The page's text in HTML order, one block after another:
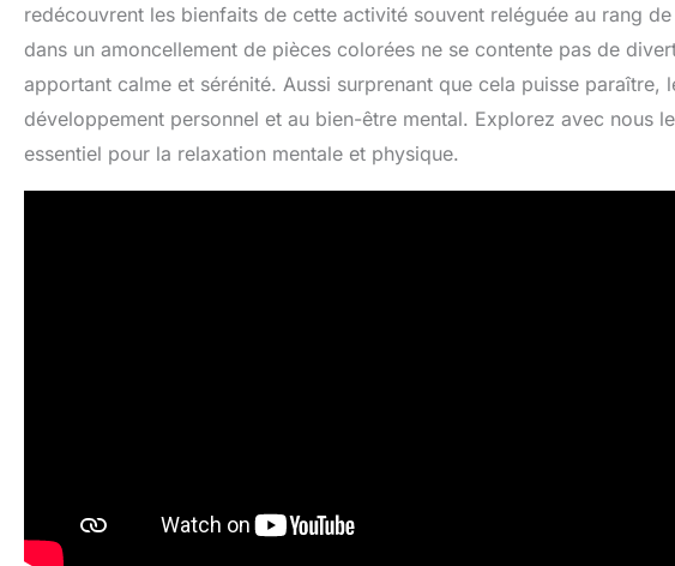
redécouvrent les bienfaits de cette activité souvent reléguée au rang
dans un amoncellement de pièces colorées ne se contente pas de
apportant calme et sérénité. Aussi surprenant que cela puisse
développement personnel et au bien-être mental. Explorez avec nous
essentiel pour la relaxation mentale et physique.